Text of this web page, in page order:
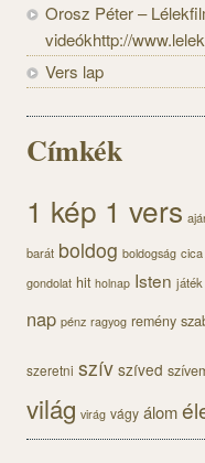
Orosz Péter –
videókhttp://
Vers lap
Címkék
1 kép 1 vers
barát boldog boldogság cica
gondolat hit holnap Isten játék
nap pénz ragyog remény
szeretni szív szíved
világ virág vágy álom